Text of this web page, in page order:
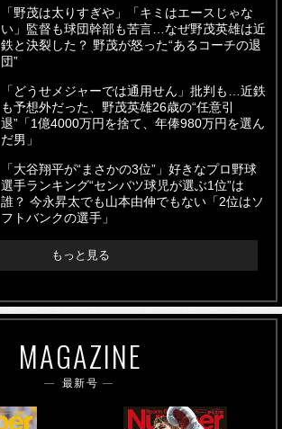
「野茂は太りすぎや」「キミはエースじゃな
い」監督も球団幹部も苦言…なぜ野茂英雄は近
鉄と決裂した？ 野茂が怒った“あるコーチの退
団”
「どうせメジャーでは通用せん」批判も…近鉄
も予想外だった、野茂英雄26歳の“任意引
退”「1億4000万円を捨て、年俸980万円を選ん
だ男」
「大谷翔平が“まさかの3位”」好きなプロ野球
選手ランキング“センバツ球児が選ぶ1位”は
誰？ 今永昇太でも山本由伸でもない「2位はソ
フトバンクの選手」
もっと見る
MAGAZINE
最新号